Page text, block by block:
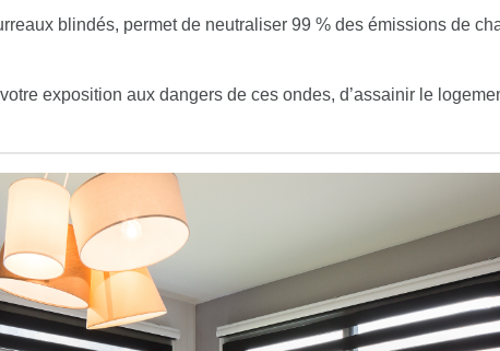
blindés, permet de neutraliser 99 % des émissions de
exposition aux dangers de ces ondes, d’assainir le